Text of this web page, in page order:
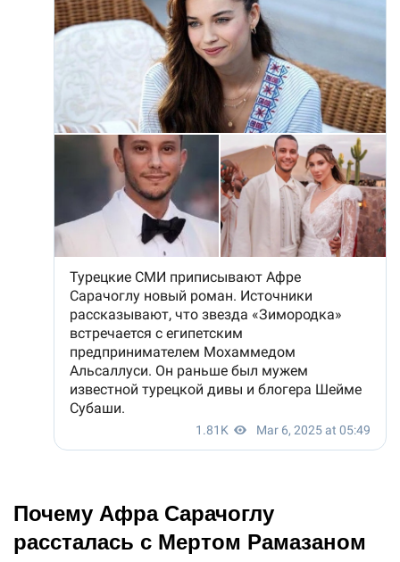
Почему Афра Сарачоглу
рассталась с Мертом Рамазаном